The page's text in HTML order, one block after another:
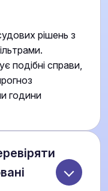
рішень з
подібні справи,
години